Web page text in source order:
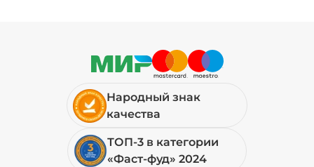
+ Огурцы свежие (10 г) /10
+ Перец халапеньо (15 г)
Народный знак
качества
ТОП-3 в категории
«Фаст-фуд» 2024